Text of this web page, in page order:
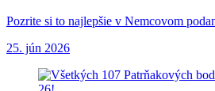
Pozrite si to najlepšie v Nemcovom
25. jún 2026